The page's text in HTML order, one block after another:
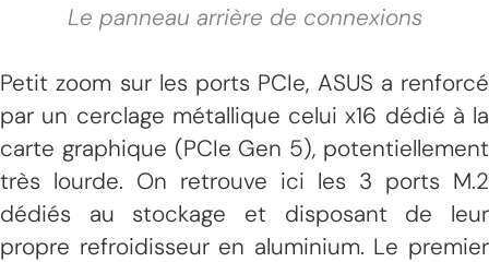
Le panneau arrière de connexions
Petit zoom sur les ports PCIe, ASUS a renforcé
par un cerclage métallique celui x16 dédié à la
carte graphique (PCIe Gen 5), potentiellement
très lourde. On retrouve ici les 3 ports M.2
dédiés au stockage et disposant de leur
propre refroidisseur en aluminium. Le premier